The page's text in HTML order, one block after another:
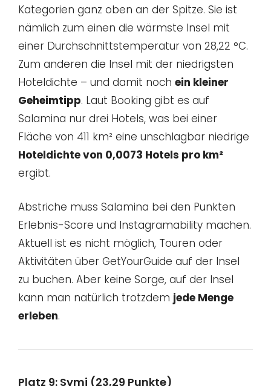
Kategorien ganz oben an der Spitze. Sie ist
nämlich zum einen die wärmste Insel mit
einer Durchschnittstemperatur von 28,22 °C.
Zum anderen die Insel mit der niedrigsten
Hoteldichte – und damit noch ein kleiner
Geheimtipp. Laut Booking gibt es auf
Salamina nur drei Hotels, was bei einer
Fläche von 411 km² eine unschlagbar niedrige
Hoteldichte von 0,0073 Hotels pro km²
ergibt.
Abstriche muss Salamina bei den Punkten
Erlebnis-Score und Instagramability machen.
Aktuell ist es nicht möglich, Touren oder
Aktivitäten über GetYourGuide auf der Insel
zu buchen. Aber keine Sorge, auf der Insel
kann man natürlich trotzdem jede Menge
erleben.
Platz 9: Symi (23,29 Punkte)